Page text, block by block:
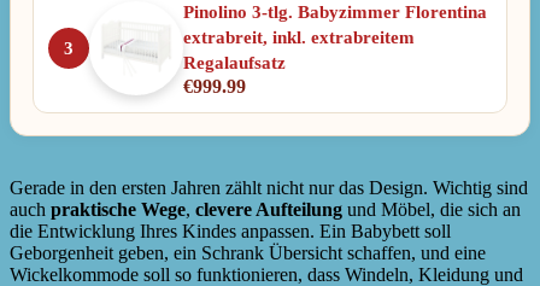
3
Pinolino 3-tlg. Babyzimmer Florentina
extrabreit, inkl. extrabreitem
Regalaufsatz
€999.99
Gerade in den ersten Jahren zählt nicht nur das Design. Wichtig sind
auch praktische Wege, clevere Aufteilung und Möbel, die sich an
die Entwicklung Ihres Kindes anpassen. Ein Babybett soll
Geborgenheit geben, ein Schrank Übersicht schaffen, und eine
Wickelkommode soll so funktionieren, dass Windeln, Kleidung und